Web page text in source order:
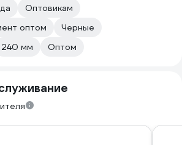
Оптовикам
оптом
Черные
240 мм Оптом